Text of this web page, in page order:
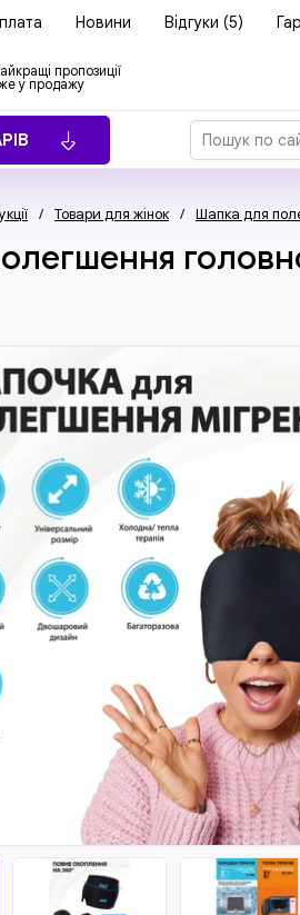
Новини Відгуки (5)
пропозиції
у продажу
/ Товари для жінок / Шапка для